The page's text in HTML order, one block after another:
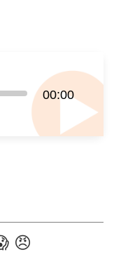
00:00